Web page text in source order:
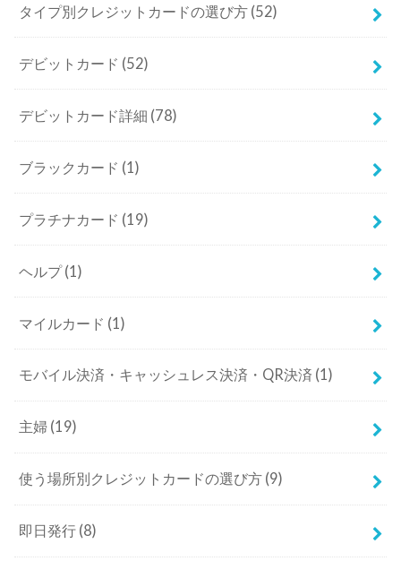
タイプ別クレジットカードの選び方 (52)
デビットカード (52)
デビットカード詳細 (78)
ブラックカード (1)
プラチナカード (19)
ヘルプ(1)
マイルカード (1)
モバイル決済・キャッシュレス決済・QR決済 (1)
主婦 (19)
使う場所別クレジットカードの選び方 (9)
即日発行 (8)